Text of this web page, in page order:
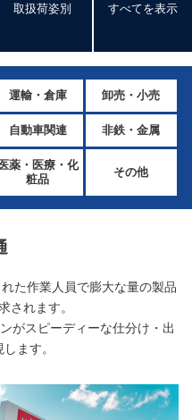
取扱荷姿別 すべてを表示
運輸・倉庫 卸売・小売
自動車関連 非鉄・金属
医薬・医療・化
粧品
その他
た作業人員で膨大な量の製品
されます。
がスピーディーな仕分け・出
ます。